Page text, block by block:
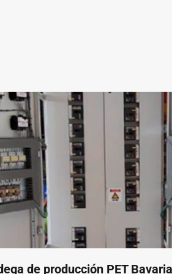
de producción PET